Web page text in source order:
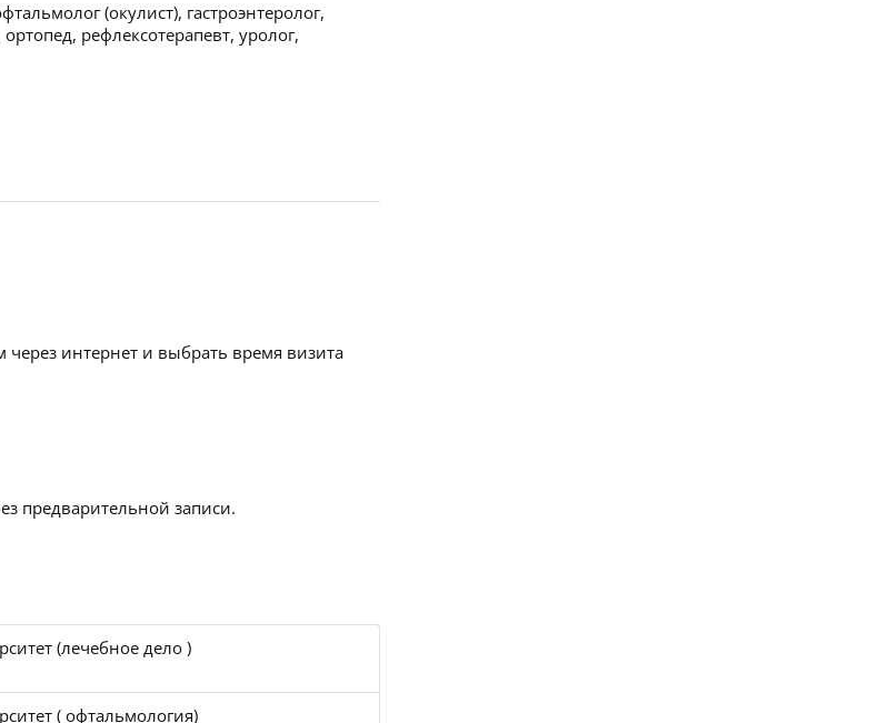
(окулист), гастроэнтеролог,
рефлексотерапевт, уролог,
интернет и выбрать время визита
предварительной записи.
(лечебное дело )
( офтальмология)